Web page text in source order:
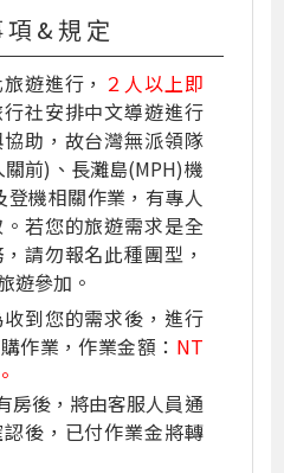
&規定
遊進行， ２人以上即
行社安排中文導遊進行
助，故台灣無派領隊
前)、長灘島(MPH)機
登機相關作業，有專人
若您的旅遊需求是全
請勿報名此種團型，
遊參加。
到您的需求後，進行
作業，作業金額： NT
房後，將由客服人員通
後，已付作業金將轉